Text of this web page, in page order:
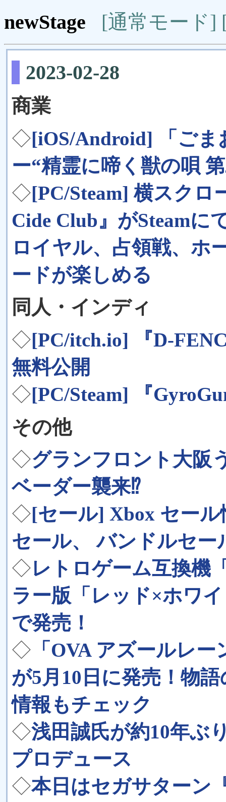
newStage [通常モード]
2023-02-28
商業
◇[iOS/Android] 「ごま
ー“精霊に啼く獣の唄
◇[PC/Steam] 横スクロ
Cide Club』がSteamに
ロイヤル、占領戦、ホ
ードが楽しめる
同人・インディ
◇[PC/itch.io] 『D-
無料公開
◇[PC/Steam] 『
その他
◇グランフロント大阪
ベーダー襲来⁉️
◇[セール] Xbox セール
セール、 バンドルセー
◇レトロゲーム互換機
ラー版「レッド×ホワ
で発売！
◇ 「OVA アズールレ
が5月10日に発売！物
情報もチェック
◇浅田誠氏が約10年ぶ
プロデュース
◇本日はセガサターン